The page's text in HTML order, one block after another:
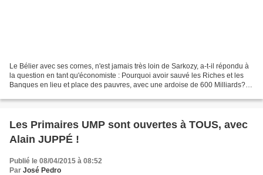
Le Bélier avec ses cornes, n'est jamais très loin de Sarkozy, a-t-il répondu à
la question en tant qu'économiste : Pourquoi avoir sauvé les Riches et les
Banques en lieu et place des pauvres, avec une ardoise de 600 Milliards?,
Les Primaires UMP sont ouvertes à TOUS, avec
Alain JUPPÉ !
Publié le 08/04/2015 à 08:52
Par José Pedro